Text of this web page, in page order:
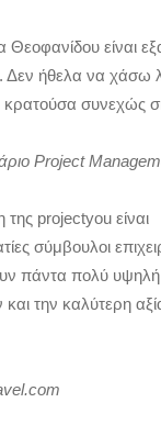
Θεοφανίδου είναι
Δεν ήθελα να χάσω
συνεχώς
Project
της projectyou είναι
σύμβουλοι
πάντα πολύ υψηλή
την καλύτερη